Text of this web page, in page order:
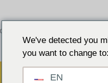
We've detected you
you want to change to:
EN